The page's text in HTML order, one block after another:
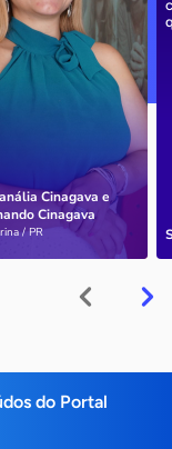
Cinagava e
Cinagava
/ PR
do Portal